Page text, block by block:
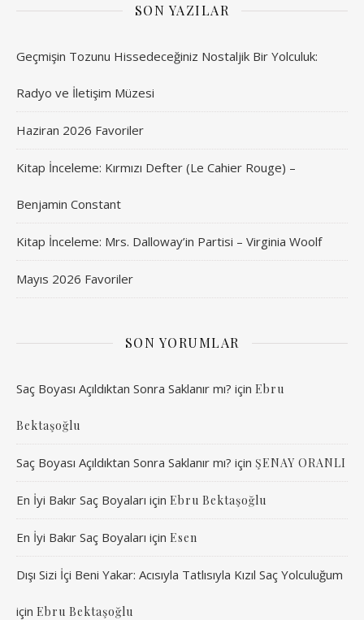
SON YAZILAR
Geçmişin Tozunu Hissedeceğiniz Nostaljik Bir Yolculuk:
Radyo ve İletişim Müzesi
Haziran 2026 Favoriler
Kitap İnceleme: Kırmızı Defter (Le Cahier Rouge) –
Benjamin Constant
Kitap İnceleme: Mrs. Dalloway’in Partisi – Virginia Woolf
Mayıs 2026 Favoriler
SON YORUMLAR
Saç Boyası Açıldıktan Sonra Saklanır mı? için Ebru
Bektaşoğlu
Saç Boyası Açıldıktan Sonra Saklanır mı? için ŞENAY ORANLI
En İyi Bakır Saç Boyaları için Ebru Bektaşoğlu
En İyi Bakır Saç Boyaları için Esen
Dışı Sizi İçi Beni Yakar: Acısıyla Tatlısıyla Kızıl Saç Yolculuğum
için Ebru Bektaşoğlu